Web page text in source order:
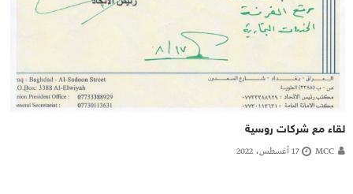
لقاء مع شركات روسية
MCC 17 أغسطس، 2022